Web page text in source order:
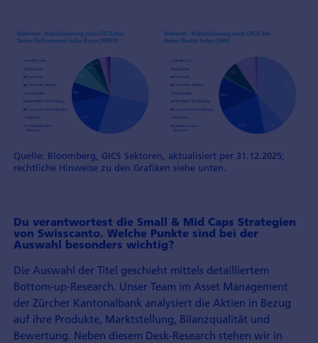
Quelle: Bloomberg, GICS Sektoren, aktualisiert per 31.12.2025;
rechtliche Hinweise zu den Grafiken siehe unten.
Du verantwortest die Small & Mid Caps Strategien
von Swisscanto. Welche Punkte sind bei der
Auswahl besonders wichtig?
Die Auswahl der Titel geschieht mittels detailliertem
Bottom-up-Research. Unser Team im Asset Management
der Zürcher Kantonalbank analysiert die Aktien in Bezug
auf ihre Produkte, Marktstellung, Bilanzqualität und
Bewertung. Neben diesem Desk-Research stehen wir in